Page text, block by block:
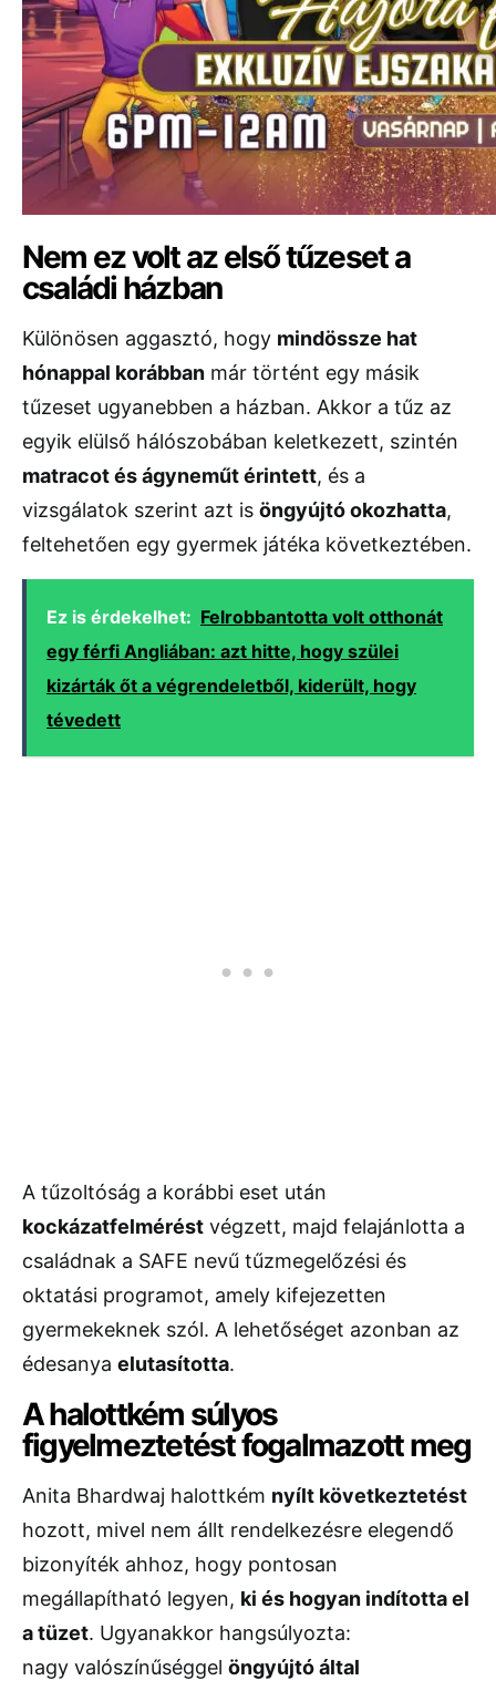
Nem ez volt az első tűzeset a
családi házban
Különösen aggasztó, hogy mindössze hat
hónappal korábban már történt egy másik
tűzeset ugyanebben a házban. Akkor a tűz az
egyik elülső hálószobában keletkezett, szintén
matracot és ágyneműt érintett, és a
vizsgálatok szerint azt is öngyújtó okozhatta,
feltehetően egy gyermek játéka következtében.
Ez is érdekelhet: Felrobbantotta volt otthonát
egy férfi Angliában: azt hitte, hogy szülei
kizárták őt a végrendeletből, kiderült, hogy
tévedett
A tűzoltóság a korábbi eset után
kockázatfelmérést végzett, majd felajánlotta a
családnak a SAFE nevű tűzmegelőzési és
oktatási programot, amely kifejezetten
gyermekeknek szól. A lehetőséget azonban az
édesanya elutasította.
A halottkém súlyos
figyelmeztetést fogalmazott meg
Anita Bhardwaj halottkém nyílt következtetést
hozott, mivel nem állt rendelkezésre elegendő
bizonyíték ahhoz, hogy pontosan
megállapítható legyen, ki és hogyan indította el
a tüzet. Ugyanakkor hangsúlyozta:
nagy valószínűséggel öngyújtó által